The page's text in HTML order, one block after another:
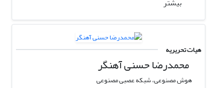
بیشتر
هیات تحریریه
محمدرضا حسنی آهنگر
هوش مصنوعی، شبکه عصبی مصنوعی